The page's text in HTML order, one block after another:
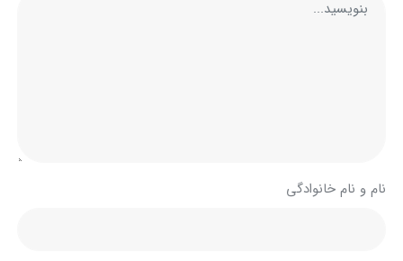
نام و نام خانوادگی